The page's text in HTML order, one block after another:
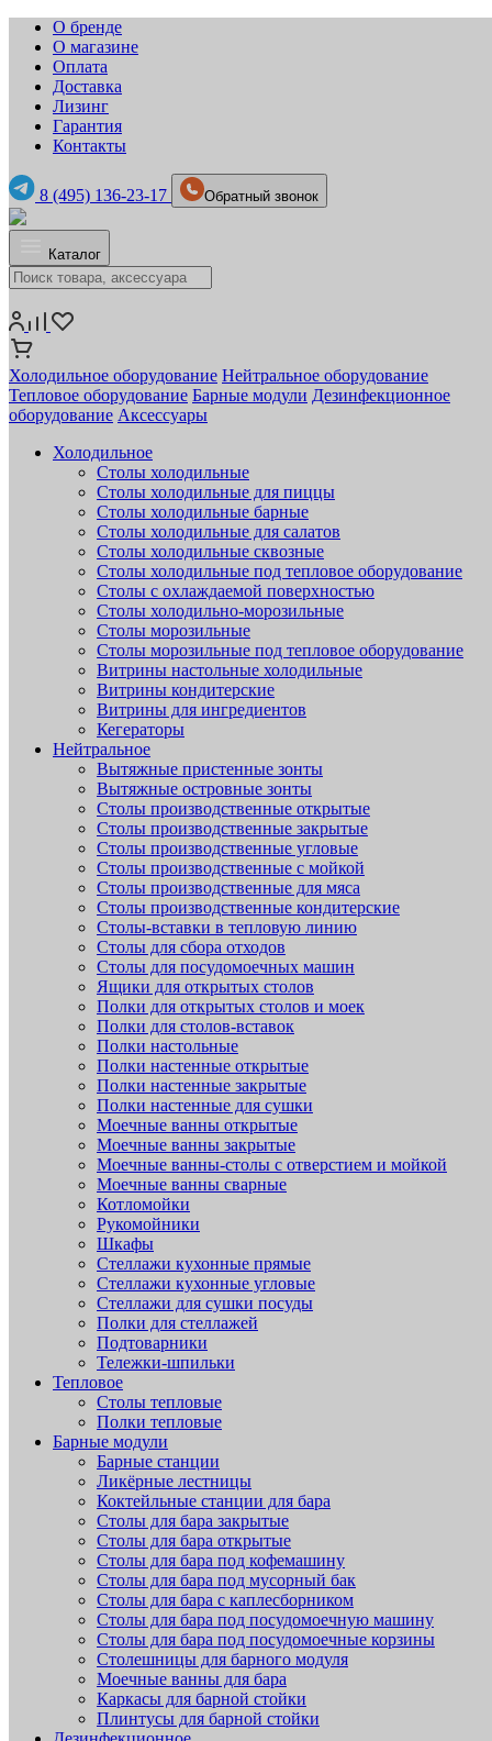
О бренде
О магазине
Оплата
Доставка
Лизинг
Гарантия
Контакты
8 (495) 136-23-17 Обратный звонок
Каталог
Холодильное оборудование Нейтральное оборудование
Тепловое оборудование Барные модули Дезинфекционное
оборудование Аксессуары
Холодильное
Столы холодильные
Столы холодильные для пиццы
Столы холодильные барные
Столы холодильные для салатов
Столы холодильные сквозные
Столы холодильные под тепловое оборудование
Столы с охлаждаемой поверхностью
Столы холодильно-морозильные
Столы морозильные
Столы морозильные под тепловое оборудование
Витрины настольные холодильные
Витрины кондитерские
Витрины для ингредиентов
Кегераторы
Нейтральное
Вытяжные пристенные зонты
Вытяжные островные зонты
Столы производственные открытые
Столы производственные закрытые
Столы производственные угловые
Столы производственные с мойкой
Столы производственные для мяса
Столы производственные кондитерские
Столы-вставки в тепловую линию
Столы для сбора отходов
Столы для посудомоечных машин
Ящики для открытых столов
Полки для открытых столов и моек
Полки для столов-вставок
Полки настольные
Полки настенные открытые
Полки настенные закрытые
Полки настенные для сушки
Моечные ванны открытые
Моечные ванны закрытые
Моечные ванны-столы с отверстием и мойкой
Моечные ванны сварные
Котломойки
Рукомойники
Шкафы
Стеллажи кухонные прямые
Стеллажи кухонные угловые
Стеллажи для сушки посуды
Полки для стеллажей
Подтоварники
Тележки-шпильки
Тепловое
Столы тепловые
Полки тепловые
Барные модули
Барные станции
Ликёрные лестницы
Коктейльные станции для бара
Столы для бара закрытые
Столы для бара открытые
Столы для бара под кофемашину
Столы для бара под мусорный бак
Столы для бара с каплесборником
Столы для бара под посудомоечную машину
Столы для бара под посудомоечные корзины
Столешницы для барного модуля
Моечные ванны для бара
Каркасы для барной стойки
Плинтусы для барной стойки